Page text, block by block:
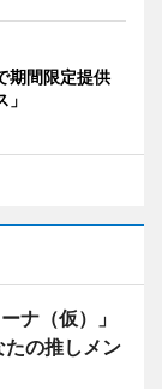
期間限定提供
ナ（仮）」
の推しメン